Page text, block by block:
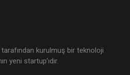
450 TL
270 TL
kurulmuş bir teknoloji
yeni startup’ıdır.